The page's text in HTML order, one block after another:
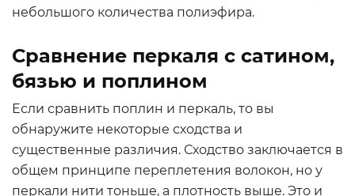
небольшого количества полиэфира.
Сравнение перкаля с сатином,
бязью и поплином
Если сравнить поплин и перкаль, то вы
обнаружите некоторые сходства и
существенные различия. Сходство заключается в
общем принципе переплетения волокон, но у
перкали нити тоньше, а плотность выше. Это и